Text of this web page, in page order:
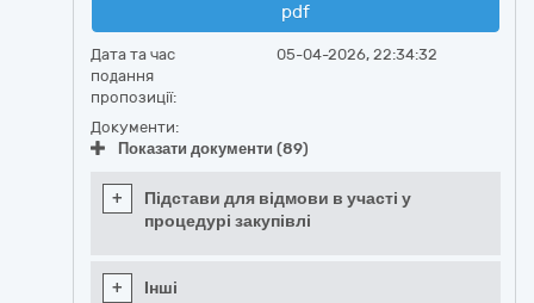
pdf
Дата та час
подання
пропозиції:
05-04-2026, 22:34:32
Документи:
Показати документи (89)
+
Підстави для відмови в участі у
процедурі закупівлі
+ Інші